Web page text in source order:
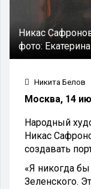
Никас
фото:
Никита Белов
Москва, 14
Народный
Никас
создавать
«Я никогда
Зеленского.